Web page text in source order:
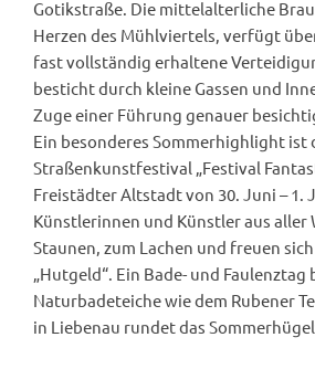
Gotikstraße. Die mittelalterliche
Herzen des Mühlviertels, verfügt
fast vollständig erhaltene
besticht durch kleine Gassen und
Zuge einer Führung genauer
Ein besonderes Sommerhighlight ist
Straßenkunstfestival „Festival
Freistädter Altstadt von 30. Juni – 1.
Künstlerinnen und Künstler aus aller
Staunen, zum Lachen und freuen
„Hutgeld“. Ein Bade- und Faulenztag
Naturbadeteiche wie dem Rubener
in Liebenau rundet das